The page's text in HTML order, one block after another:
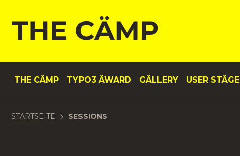
THE CÄMP TYPO3 ÄWARD GÄLLERY USER STÄGE
STARTSEITE SESSIONS